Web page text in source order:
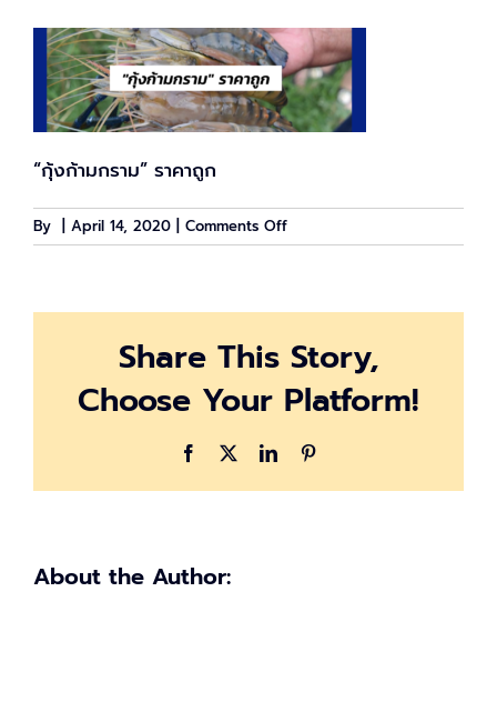
“กุ้งก้ามกราม” ราคาถูก
By April 14, 2020 Comments Offon
praw_covid_cover
Share This Story,
Choose Your Platform!
Facebook LinkedIn
About the Author: